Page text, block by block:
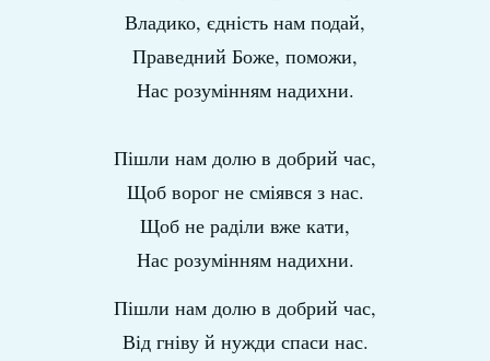
Владико, єдність нам подай,
Праведний Боже, поможи,
Нас розумінням надихни.
Пішли нам долю в добрий час,
Щоб ворог не сміявся з нас.
Щоб не раділи вже кати,
Нас розумінням надихни.
Пішли нам долю в добрий час,
Від гніву й нужди спаси нас.